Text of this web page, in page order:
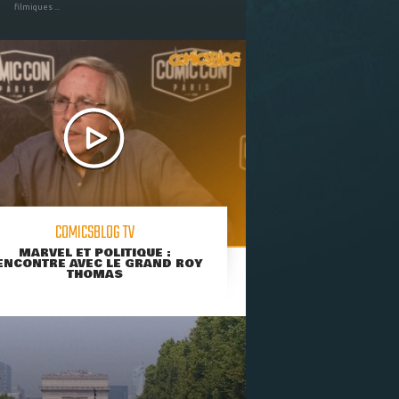
filmiques ...
COMICSBLOG TV
MARVEL ET POLITIQUE :
AVEC LE GRAND ROY
THOMAS